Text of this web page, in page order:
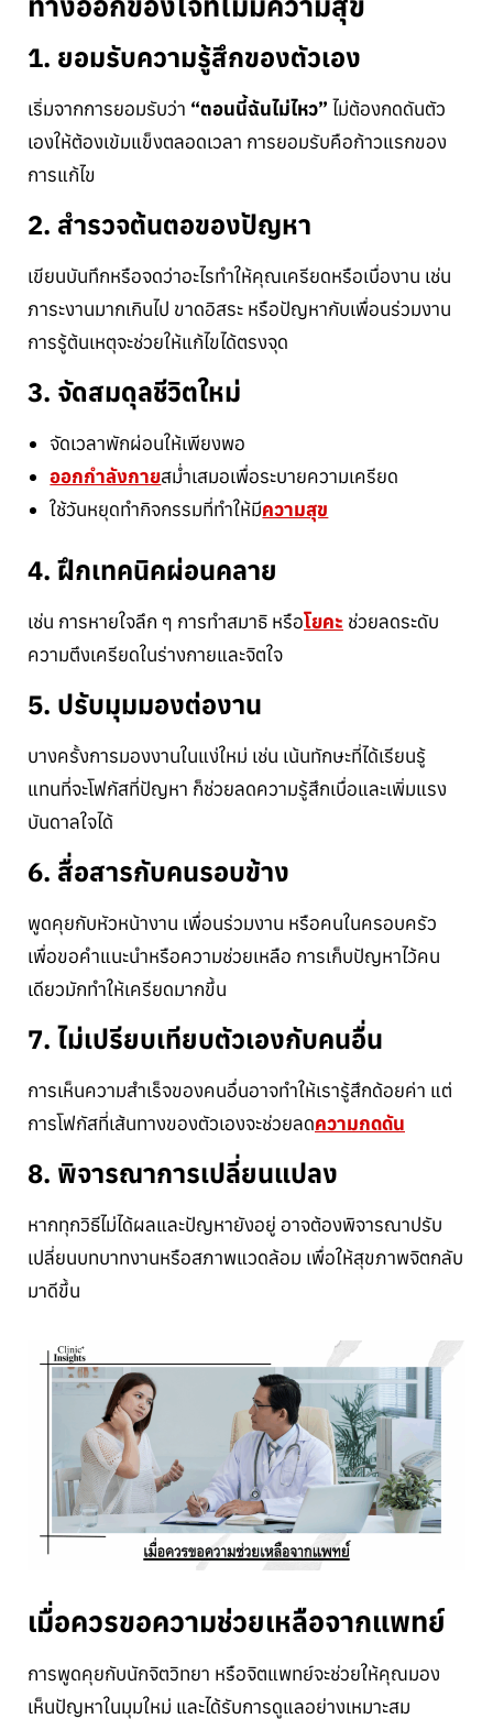
1. ยอมรับความรู้สึกของตัวเอง
เริ่มจากการยอมรับว่า “ตอนนี้ฉันไม่ไหว” ไม่ต้องกดดันตัว
เองให้ต้องเข้มแข็งตลอดเวลา การยอมรับคือก้าวแรกของ
การแก้ไข
2. สำรวจต้นตอของปัญหา
เขียนบันทึกหรือจดว่าอะไรทำให้คุณเครียดหรือเบื่องาน เช่น
ภาระงานมากเกินไป ขาดอิสระ หรือปัญหากับเพื่อนร่วมงาน
การรู้ต้นเหตุจะช่วยให้แก้ไขได้ตรงจุด
3. จัดสมดุลชีวิตใหม่
จัดเวลาพักผ่อนให้เพียงพอ
ออกกำลังกายสม่ำเสมอเพื่อระบายความเครียด
ใช้วันหยุดทำกิจกรรมที่ทำให้มีความสุข
4. ฝึกเทคนิคผ่อนคลาย
เช่น การหายใจลึก ๆ การทำสมาธิ หรือโยคะ ช่วยลดระดับ
ความตึงเครียดในร่างกายและจิตใจ
5. ปรับมุมมองต่องาน
บางครั้งการมองงานในแง่ใหม่ เช่น เน้นทักษะที่ได้เรียนรู้
แทนที่จะโฟกัสที่ปัญหา ก็ช่วยลดความรู้สึกเบื่อและเพิ่มแรง
บันดาลใจได้
6. สื่อสารกับคนรอบข้าง
พูดคุยกับหัวหน้างาน เพื่อนร่วมงาน หรือคนในครอบครัว
เพื่อขอคำแนะนำหรือความช่วยเหลือ การเก็บปัญหาไว้คน
เดียวมักทำให้เครียดมากขึ้น
7. ไม่เปรียบเทียบตัวเองกับคนอื่น
การเห็นความสำเร็จของคนอื่นอาจทำให้เรารู้สึกด้อยค่า แต่
การโฟกัสที่เส้นทางของตัวเองจะช่วยลดความกดดัน
8. พิจารณาการเปลี่ยนแปลง
หากทุกวิธีไม่ได้ผลและปัญหายังอยู่ อาจต้องพิจารณาปรับ
เปลี่ยนบทบาทงานหรือสภาพแวดล้อม เพื่อให้สุขภาพจิตกลับ
มาดีขึ้น
เมื่อควรขอความช่วยเหลือจากแพทย์
การพูดคุยกับนักจิตวิทยา หรือจิตแพทย์จะช่วยให้คุณมอง
เห็นปัญหาในมุมใหม่ และได้รับการดูแลอย่างเหมาะสม